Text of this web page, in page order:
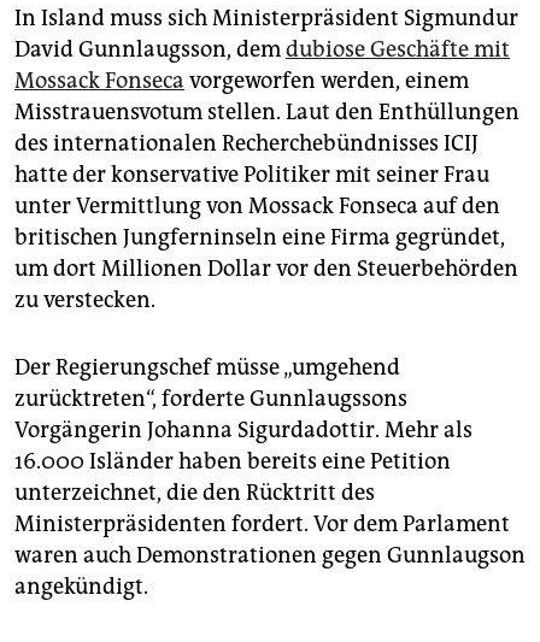
In Island muss sich Ministerpräsident Sigmundur
David Gunnlaugsson, demdubiose Geschäfte mit
Mossack Fonseca vorgeworfen werden, einem
Misstrauensvotum stellen. Laut den Enthüllungen
des internationalen Recherchebündnisses ICIJ
hatte der konservative Politiker mit seiner Frau
unter Vermittlung von Mossack Fonseca auf den
britischen Jungferninseln eine Firma gegründet,
um dort Millionen Dollar vor den Steuerbehörden
zu verstecken.
Der Regierungschef müsse „umgehend
zurücktreten“, forderte Gunnlaugssons
Vorgängerin Johanna Sigurdadottir. Mehr als
16.000 Isländer haben bereits eine Petition
unterzeichnet, die den Rücktritt des
Ministerpräsidenten fordert. Vor dem Parlament
waren auch Demonstrationen gegen Gunnlaugson
angekündigt.